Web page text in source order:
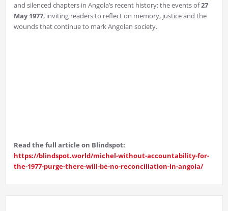
and silenced chapters in Angola’s recent history: the events of27
May 1977, inviting readers to reflect on memory, justice and the
wounds that continue to mark Angolan society.
Read the full article on Blindspot:
https://blindspot.world/michel-without-accountability-for-
the-1977-purge-there-will-be-no-reconciliation-in-angola/